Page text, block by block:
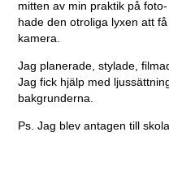
mitten av min praktik på
hade den otroliga lyxen att
kamera.
Jag planerade, stylade,
Jag fick hjälp med
bakgrunderna.
Ps. Jag blev antagen till